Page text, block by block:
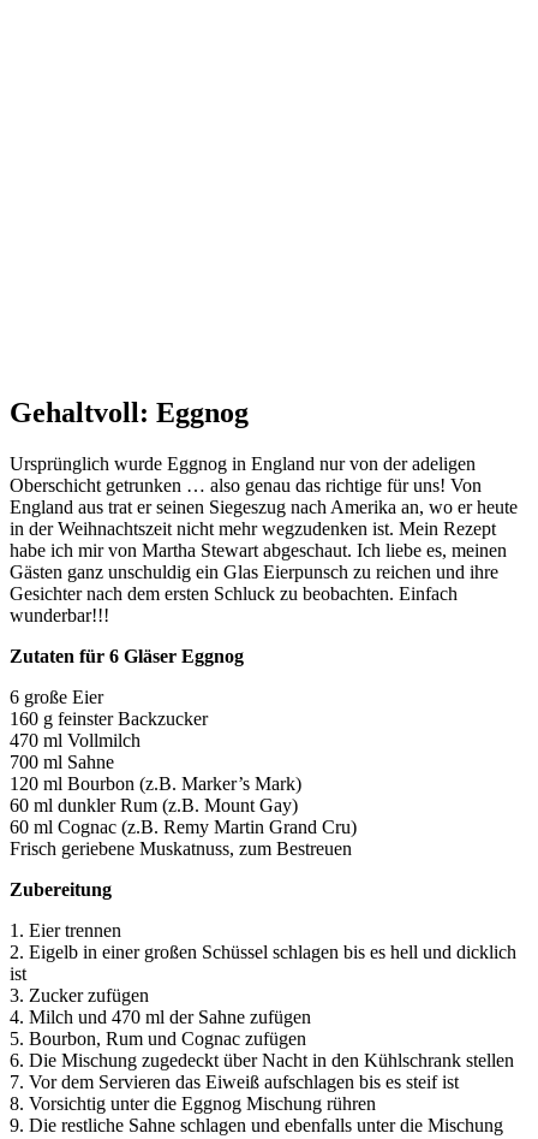
Gehaltvoll: Eggnog
Ursprünglich wurde Eggnog in England nur von der adeligen
Oberschicht getrunken … also genau das richtige für uns! Von
England aus trat er seinen Siegeszug nach Amerika an, wo er heute
in der Weihnachtszeit nicht mehr wegzudenken ist. Mein Rezept
habe ich mir von Martha Stewart abgeschaut. Ich liebe es, meinen
Gästen ganz unschuldig ein Glas Eierpunsch zu reichen und ihre
Gesichter nach dem ersten Schluck zu beobachten. Einfach
wunderbar!!!
Zutaten für 6 Gläser Eggnog
6 große Eier
160 g feinster Backzucker
470 ml Vollmilch
700 ml Sahne
120 ml Bourbon (z.B. Marker’s Mark)
60 ml dunkler Rum (z.B. Mount Gay)
60 ml Cognac (z.B. Remy Martin Grand Cru)
Frisch geriebene Muskatnuss, zum Bestreuen
Zubereitung
1. Eier trennen
2. Eigelb in einer großen Schüssel schlagen bis es hell und dicklich
ist
3. Zucker zufügen
4. Milch und 470 ml der Sahne zufügen
5. Bourbon, Rum und Cognac zufügen
6. Die Mischung zugedeckt über Nacht in den Kühlschrank stellen
7. Vor dem Servieren das Eiweiß aufschlagen bis es steif ist
8. Vorsichtig unter die Eggnog Mischung rühren
9. Die restliche Sahne schlagen und ebenfalls unter die Mischung